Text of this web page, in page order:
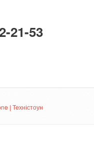
21-53
| Техністоун